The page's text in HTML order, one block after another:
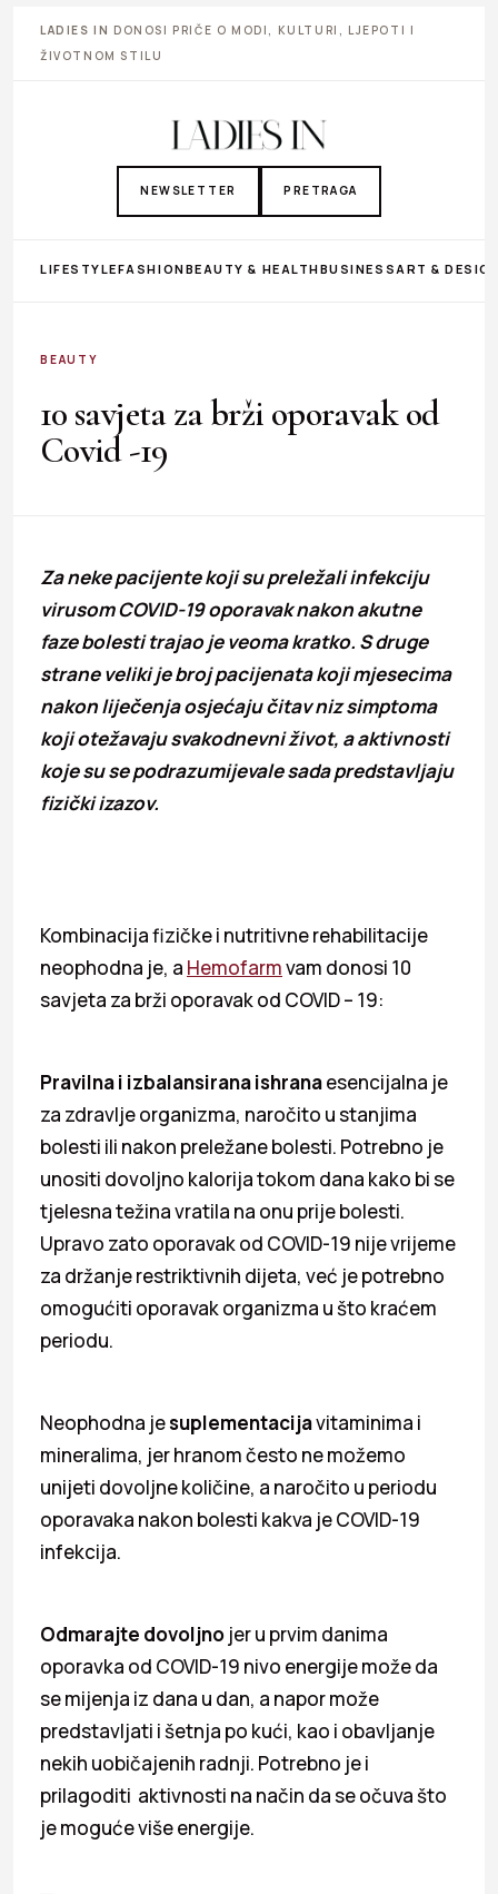
LADIES IN DONOSI PRIČE O MODI, KULTURI, LJEPOTI I
ŽIVOTNOM STILU
NEWSLETTER PRETRAGA
LIFESTYLEFASHIONBEAUTY & HEALTHBUSINESS ART &
BEAUTY
10 savjeta za brži oporavak od
Covid -19
Za neke pacijente koji su preležali infekciju
virusom COVID-19 oporavak nakon akutne
faze bolesti trajao je veoma kratko. S druge
strane veliki je broj pacijenata koji mjesecima
nakon liječenja osjećaju čitav niz simptoma
koji otežavaju svakodnevni život, a aktivnosti
koje su se podrazumijevale sada predstavljaju
fizički izazov.
Kombinacija fizičke i nutritivne rehabilitacije
neophodna je, a Hemofarmvam donosi 10
savjeta za brži oporavak od COVID – 19:
Pravilna i izbalansirana ishranaesencijalna je
za zdravlje organizma, naročito u stanjima
bolesti ili nakon preležane bolesti. Potrebno je
unositi dovoljno kalorija tokom dana kako bi se
tjelesna težina vratila na onu prije bolesti.
Upravo zato oporavak od COVID-19 nije vrijeme
za držanje restriktivnih dijeta, već je potrebno
omogućiti oporavak organizma u što kraćem
periodu.
Neophodna jesuplementacijavitaminima i
mineralima, jer hranom često ne možemo
unijeti dovoljne količine, a naročito u periodu
oporavaka nakon bolesti kakva je COVID-19
infekcija.
Odmarajte dovoljno jer u prvim danima
oporavka od COVID-19 nivo energije može da
se mijenja iz dana u dan, a napor može
predstavljati i šetnja po kući, kao i obavljanje
nekih uobičajenih radnji. Potrebno je i
prilagoditi aktivnosti na način da se očuva što
je moguće više energije.